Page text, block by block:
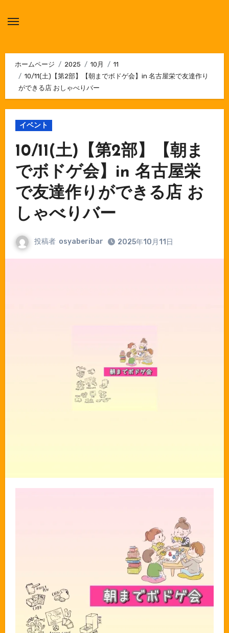
ホームページ 2025 10月
11
10/11(土)【第2部】【朝までボドゲ会】in 名古屋栄で友達作り
ができる店 おしゃべりバー
イベント
10/11(土)【第2部】【朝ま
でボドゲ会】in 名古屋栄
で友達作りができる店 お
しゃべりバー
投稿者 osyaberibar 2025年10月11日